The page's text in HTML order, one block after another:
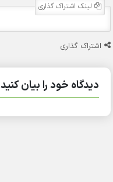
لینک اشتراک گذاری
اشتراک گذاری
دیدگاه خود را بیان کنید